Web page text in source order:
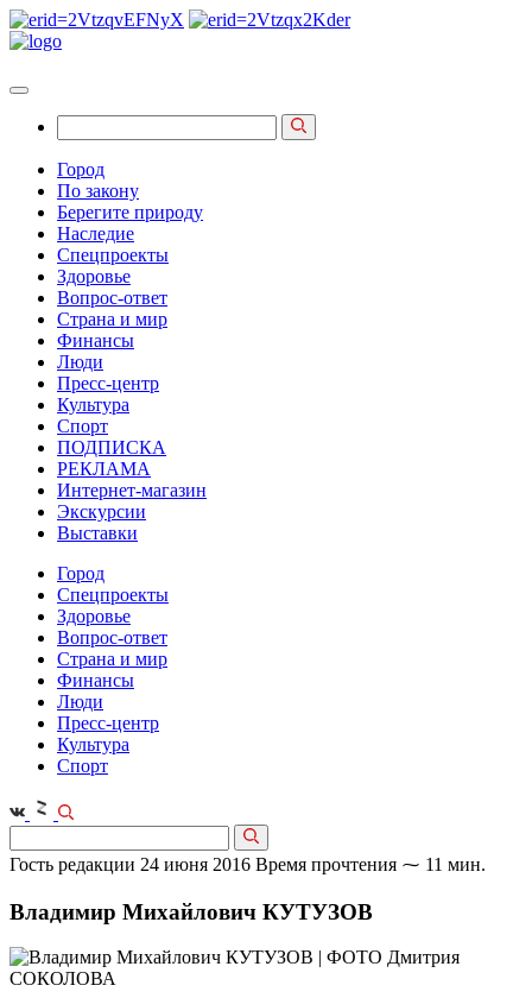
Город
По закону
Берегите природу
Наследие
Спецпроекты
Здоровье
Вопрос-ответ
Страна и мир
Финансы
Люди
Пресс-центр
Культура
Спорт
ПОДПИСКА
РЕКЛАМА
Интернет-магазин
Экскурсии
Выставки
Город
Спецпроекты
Здоровье
Вопрос-ответ
Страна и мир
Финансы
Люди
Пресс-центр
Культура
Спорт
Гость редакции 24 июня 2016 Время прочтения ⁓ 11 мин.
Владимир Михайлович КУТУЗОВ